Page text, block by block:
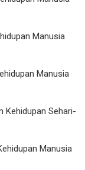
Manusia
Manusia
Kehidupan Sehari-
Manusia